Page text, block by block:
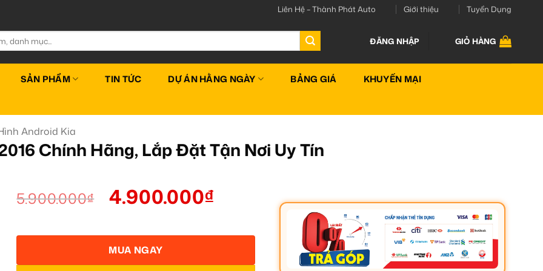
Liên Hệ – Thành Phát Auto Giới thiệu Tuyển Dụng
ĐĂNG NHẬP GIỎ HÀNG
SẢN PHẨM TIN TỨC DỰ ÁN HẰNG NGÀY BẢNG GIÁ KHUYẾN MẠI
Android Kia
Chính Hãng, Lắp Đặt Tận Nơi Uy Tín
5.900.000₫ 4.900.000₫
MUA NGAY